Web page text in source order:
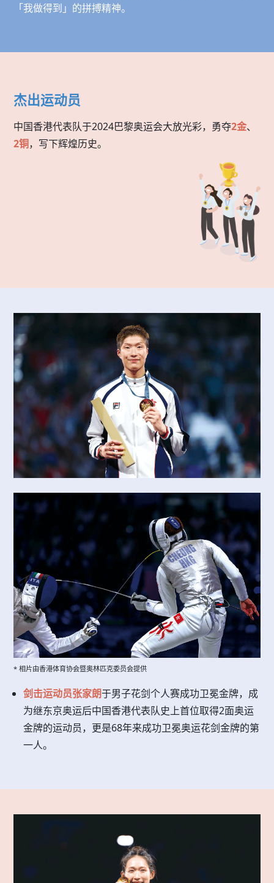
「我做得到」的拼搏精神。
杰出运动员
中国香港代表队于2024巴黎奥运会大放光彩，勇夺2金、
2铜，写下辉煌历史。
* 相片由香港体育协会暨奥林匹克委员会提供
剑击运动员张家朗于男子花剑个人赛成功卫冕金牌，成
为继东京奥运后中国香港代表队史上首位取得2面奥运
金牌的运动员，更是68年来成功卫冕奥运花剑金牌的第
一人。